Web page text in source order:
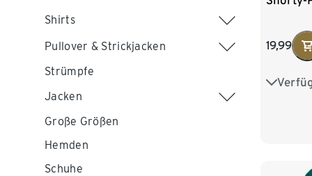
Shirts
Pullover & Strickjacken
Strümpfe
Jacken
Große Größen
Hemden
Schuhe
19,99
S 44/46